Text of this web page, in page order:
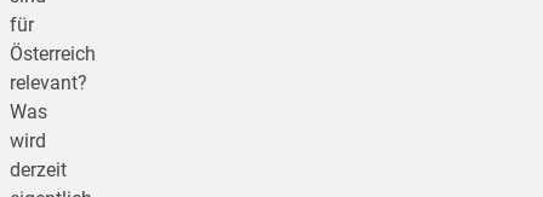
für
Österreich
relevant?
Was
wird
derzeit